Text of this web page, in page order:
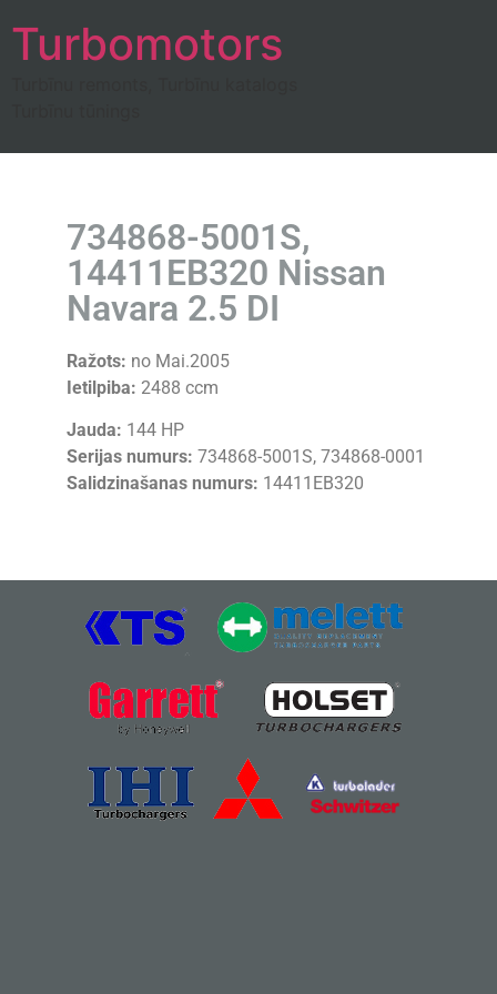
Turbomotors
734868-5001S,
14411EB320 Nissan
Navara 2.5 DI
Ražots: no Mai.2005
Ietilpiba: 2488 ccm
Jauda: 144 HP
Serijas numurs: 734868-5001S, 734868-0001
Salidzinašanas numurs: 14411EB320